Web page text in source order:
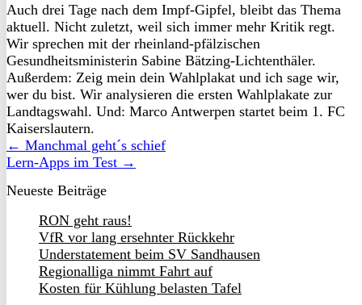
Auch drei Tage nach dem Impf-Gipfel, bleibt das Thema
aktuell. Nicht zuletzt, weil sich immer mehr Kritik regt.
Wir sprechen mit der rheinland-pfälzischen
Gesundheitsministerin Sabine Bätzing-Lichtenthäler.
Außerdem: Zeig mein dein Wahlplakat und ich sage wir,
wer du bist. Wir analysieren die ersten Wahlplakate zur
Landtagswahl. Und: Marco Antwerpen startet beim 1. FC
Kaiserslautern.
← Manchmal geht´s schief
Lern-Apps im Test →
Neueste Beiträge
RON geht raus!
VfR vor lang ersehnter Rückkehr
Understatement beim SV Sandhausen
Regionalliga nimmt Fahrt auf
Kosten für Kühlung belasten Tafel